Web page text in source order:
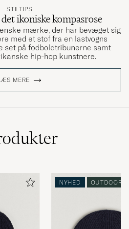
STILTIPS
ikoniske kompasrose
mærke, der har bevæget sig
med et stof fra en lastvogns
set på fodboldtribunerne samt
hip-hop kunstnere.
MERE
NYHED OUTDOOR